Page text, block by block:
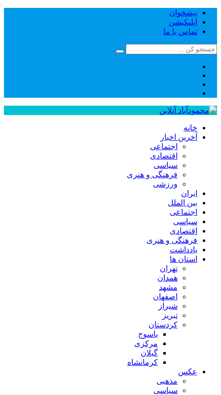
پیشخوان
اپلیکیشن
تماس با ما
خانه
آخرین اخبار
اجتماعی
اقتصادی
سیاسی
فرهنگی و هنری
ورزشی
ایران
بین الملل
اجتماعی
سیاسی
اقتصادی
فرهنگی و هنری
یادداشت
استان ها
تهران
همدان
مشهد
اصفهان
شیراز
تبریز
کردستان
یاسوج
مرکزی
گیلان
کرمانشاه
عکس
مذهبی
سیاسی